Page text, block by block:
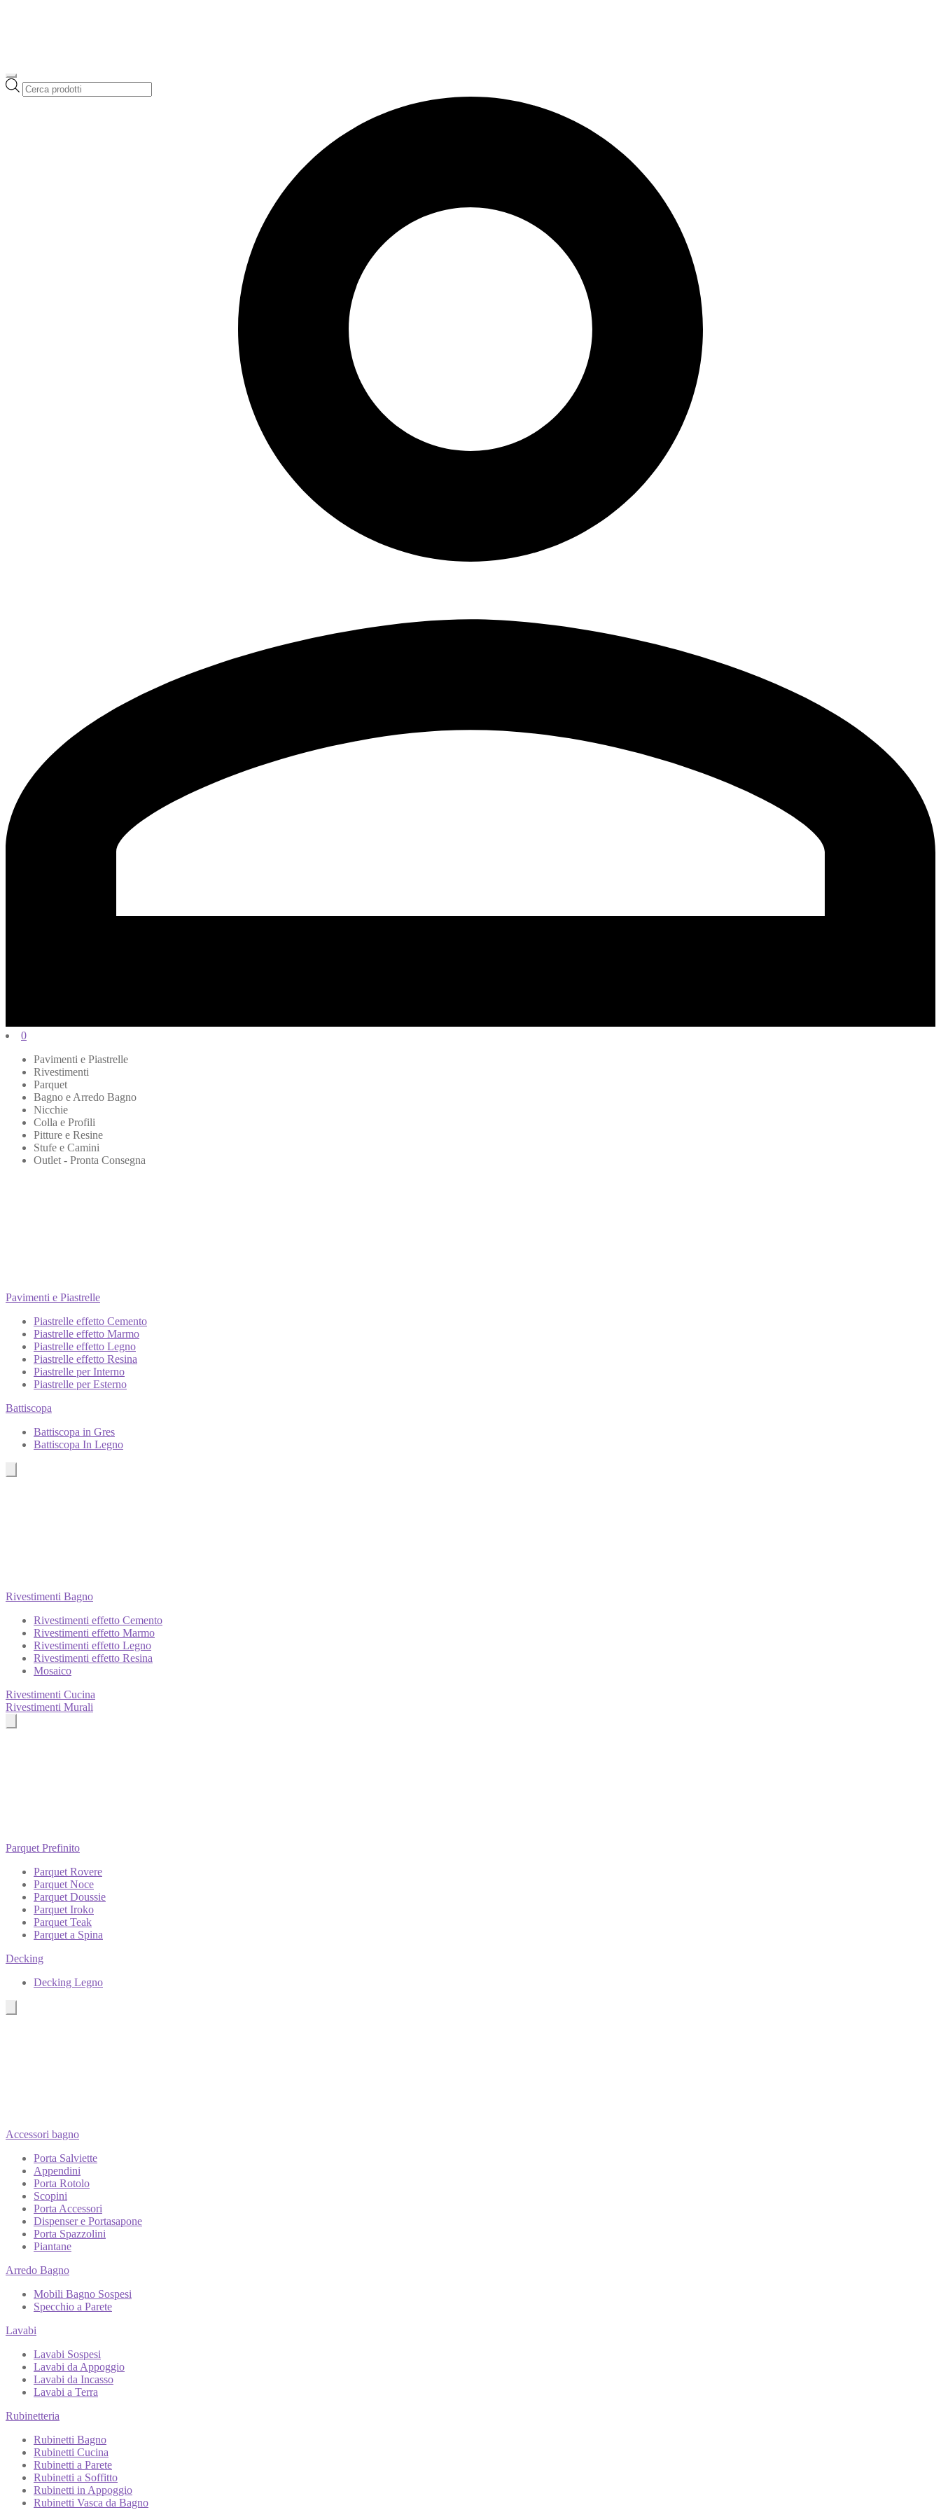
Ricerca
prodotti
0
Pavimenti e Piastrelle
Rivestimenti
Parquet
Bagno e Arredo Bagno
Nicchie
Colla e Profili
Pitture e Resine
Stufe e Camini
Outlet - Pronta Consegna
Pavimenti e Piastrelle
Piastrelle effetto Cemento
Piastrelle effetto Marmo
Piastrelle effetto Legno
Piastrelle effetto Resina
Piastrelle per Interno
Piastrelle per Esterno
Battiscopa
Battiscopa in Gres
Battiscopa In Legno
Rivestimenti Bagno
Rivestimenti effetto Cemento
Rivestimenti effetto Marmo
Rivestimenti effetto Legno
Rivestimenti effetto Resina
Mosaico
Rivestimenti Cucina
Rivestimenti Murali
Parquet Prefinito
Parquet Rovere
Parquet Noce
Parquet Doussie
Parquet Iroko
Parquet Teak
Parquet a Spina
Decking
Decking Legno
Accessori bagno
Porta Salviette
Appendini
Porta Rotolo
Scopini
Porta Accessori
Dispenser e Portasapone
Porta Spazzolini
Piantane
Arredo Bagno
Mobili Bagno Sospesi
Specchio a Parete
Lavabi
Lavabi Sospesi
Lavabi da Appoggio
Lavabi da Incasso
Lavabi a Terra
Rubinetteria
Rubinetti Bagno
Rubinetti Cucina
Rubinetti a Parete
Rubinetti a Soffitto
Rubinetti in Appoggio
Rubinetti Vasca da Bagno